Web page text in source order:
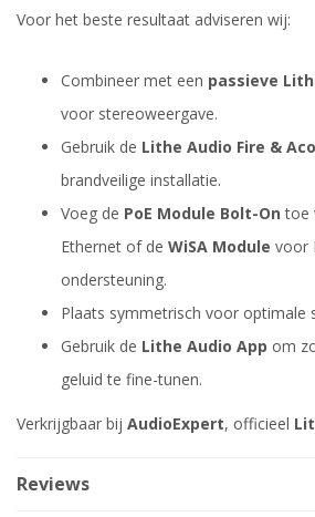
Voor het beste resultaat adviseren wij:
Combineer met een passieve
voor stereoweergave.
Gebruik de Lithe Audio Fire &
brandveilige installatie.
Voeg de PoE Module Bolt-On toe
Ethernet of de WiSA Module voor
ondersteuning.
Plaats symmetrisch voor optimale
Gebruik de Lithe Audio App om
geluid te fine-tunen.
Verkrijgbaar bij AudioExpert, officieel
Reviews